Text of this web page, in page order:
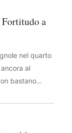
a
nel quarto
al
bastano
casalinga
Forlì a